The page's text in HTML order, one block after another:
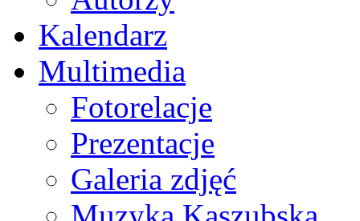
Kalendarz
Multimedia
Fotorelacje
Prezentacje
Galeria zdjęć